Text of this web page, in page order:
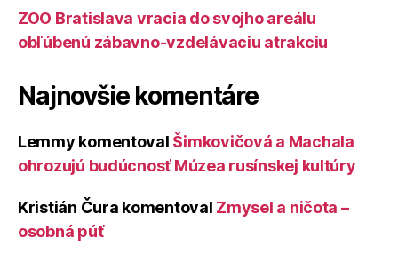
ZOO Bratislava vracia do svojho areálu
obľúbenú zábavno-vzdelávaciu atrakciu
Najnovšie komentáre
Lemmy komentoval Šimkovičová a Machala
ohrozujú budúcnosť Múzea rusínskej kultúry
Kristián Čura komentoval Zmysel a ničota –
osobná púť